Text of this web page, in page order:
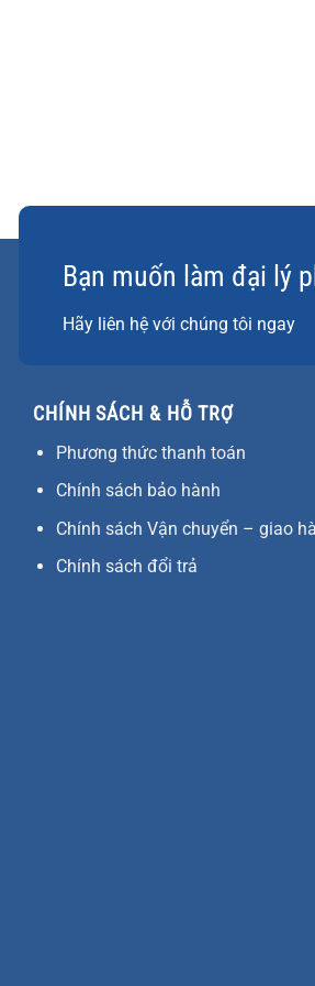
Bạn muốn làm đại lý
Hãy liên hệ với chúng tôi ngay
CHÍNH SÁCH & HỖ TRỢ
Phương thức thanh toán
Chính sách bảo hành
Chính sách Vận chuyển – giao
Chính sách đổi trả